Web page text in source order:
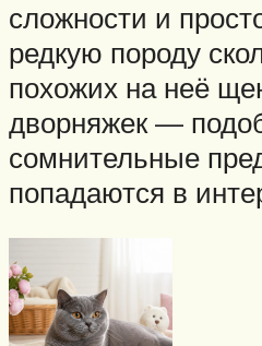
сложности и
редкую породу
похожих на неё
дворняжек —
сомнительные
попадаются в